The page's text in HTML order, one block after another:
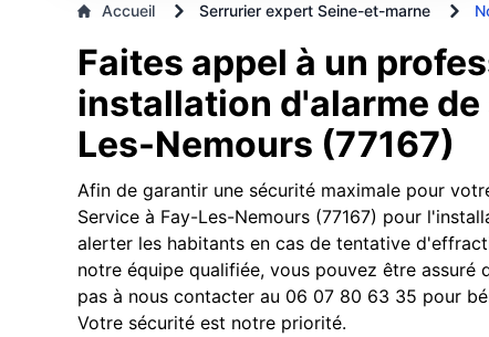
Accueil Serrurier expert Seine-et-marne
Faites appel à un
installation d'alarme
Les-Nemours (77167)
Afin de garantir une sécurité maximale pour
Service à Fay-Les-Nemours (77167) pour
alerter les habitants en cas de tentative
notre équipe qualifiée, vous pouvez être
pas à nous contacter au 06 07 80 63 35 pour
Votre sécurité est notre priorité.